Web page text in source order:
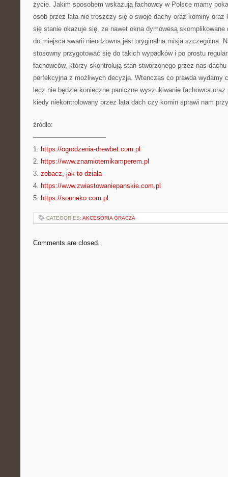
życie. Jakim sposobem wskazują fachowcy w Polsce mamy
osób przez lata nie troszczy się o swoje dachy oraz kominy oraz
się stanie okazuje się, ze nawet okna dymowesą
do miejsca awarii nieodzowna jest oryginalna misja szczególna.
stosowny przygotować się do takich wypadków i po prostu
fachowców, którzy skontrolują stan stworzonego przez nas
perfekcyjna z możliwych decyzja. Wtenczas co prawda wydamy
lecz nie będzie konieczne paniczne wyszukiwanie fachowca
kiedy niekontrolowany przez lata dach czy komin sprawi nam
źródło:
———————————
1. https://ogrodzenia-drewbet.com.pl
2. https://www.znamiotemikamperem.pl
3. zobacz, jak to działa
4. https://www.zwiastowaniepanskie.com.pl
5. https://sonneko.com.pl
CATEGORIES: AKCESORIA GRACZA
Comments are closed.